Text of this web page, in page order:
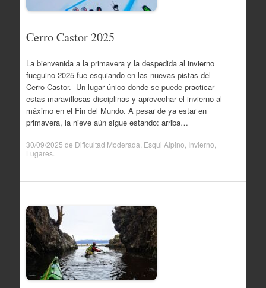
Cerro Castor 2025
La bienvenida a la primavera y la despedida al invierno
fueguino 2025 fue esquiando en las nuevas pistas del
Cerro Castor. Un lugar único donde se puede practicar
estas maravillosas disciplinas y aprovechar el invierno al
máximo en el Fin del Mundo. A pesar de ya estar en
primavera, la nieve aún sigue estando: arriba…
30/09/2025 de Dificultad Moderada Esqui Alpino Invierno
Lugares.